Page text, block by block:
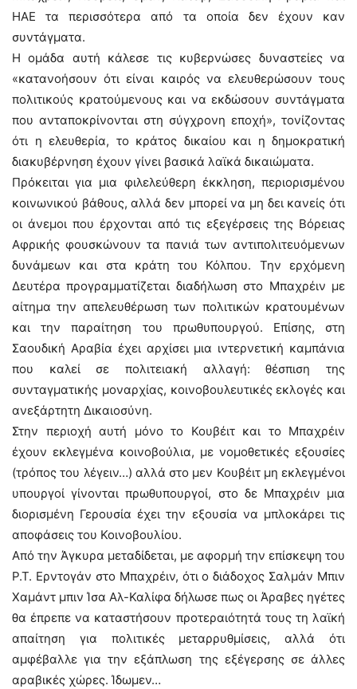
ΗΑΕ τα περισσότερα από τα οποία δεν έχουν καν
συντάγματα.
Η ομάδα αυτή κάλεσε τις κυβερνώσες δυναστείες να
«κατανοήσουν ότι είναι καιρός να ελευθερώσουν τους
πολιτικούς κρατούμενους και να εκδώσουν συντάγματα
που ανταποκρίνονται στη σύγχρονη εποχή», τονίζοντας
ότι η ελευθερία, το κράτος δικαίου και η δημοκρατική
διακυβέρνηση έχουν γίνει βασικά λαϊκά δικαιώματα.
Πρόκειται για μια φιλελεύθερη έκκληση, περιορισμένου
κοινωνικού βάθους, αλλά δεν μπορεί να μη δει κανείς ότι
οι άνεμοι που έρχονται από τις εξεγέρσεις της Βόρειας
Αφρικής φουσκώνουν τα πανιά των αντιπολιτευόμενων
δυνάμεων και στα κράτη του Κόλπου. Την ερχόμενη
Δευτέρα προγραμματίζεται διαδήλωση στο Μπαχρέιν με
αίτημα την απελευθέρωση των πολιτικών κρατουμένων
και την παραίτηση του πρωθυπουργού. Επίσης, στη
Σαουδική Αραβία έχει αρχίσει μια ιντερνετική καμπάνια
που καλεί σε πολιτειακή αλλαγή: θέσπιση της
συνταγματικής μοναρχίας, κοινοβουλευτικές εκλογές και
ανεξάρτητη Δικαιοσύνη.
Στην περιοχή αυτή μόνο το Κουβέιτ και το Μπαχρέιν
έχουν εκλεγμένα κοινοβούλια, με νομοθετικές εξουσίες
(τρόπος του λέγειν…) αλλά στο μεν Κουβέιτ μη εκλεγμένοι
υπουργοί γίνονται πρωθυπουργοί, στο δε Μπαχρέιν μια
διορισμένη Γερουσία έχει την εξουσία να μπλοκάρει τις
αποφάσεις του Κοινοβουλίου.
Από την Άγκυρα μεταδίδεται, με αφορμή την επίσκεψη του
Ρ.Τ. Ερντογάν στο Μπαχρέιν, ότι ο διάδοχος Σαλμάν Μπιν
Χαμάντ μπιν Ίσα Αλ-Καλίφα δήλωσε πως οι Άραβες ηγέτες
θα έπρεπε να καταστήσουν προτεραιότητά τους τη λαϊκή
απαίτηση για πολιτικές μεταρρυθμίσεις, αλλά ότι
αμφέβαλλε για την εξάπλωση της εξέγερσης σε άλλες
αραβικές χώρες. Ίδωμεν…